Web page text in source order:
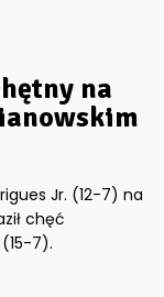
na
Jr. (12-7) na
chęć
7).